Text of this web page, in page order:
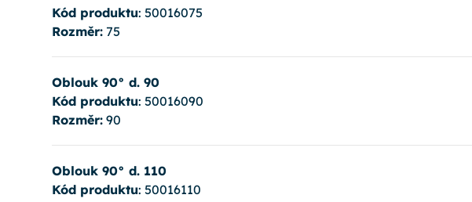
Kód produktu: 50016075
Rozměr:75
Oblouk 90° d. 90
Kód produktu: 50016090
Rozměr:90
Oblouk 90° d. 110
Kód produktu: 50016110